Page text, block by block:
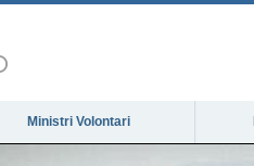
Ministri Volontari